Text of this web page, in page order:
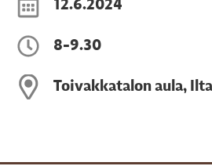
12.6.2024
8-9.30
Toivakkatalon aula,